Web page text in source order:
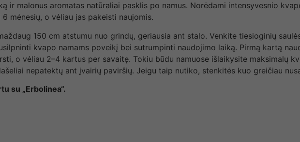
ir malonus aromatas natūraliai pasklis po namus. Norėdami intensyvesnio
mėnesių, o vėliau jas pakeisti naujomis.
150 cm atstumu nuo grindų, geriausia ant stalo. Venkite tiesioginių
kvapo namams poveikį bei sutrumpinti naudojimo laiką. Pirmą kartą
o vėliau 2–4 kartus per savaitę. Tokiu būdu namuose išlaikysite maksimalų
nepatektų ant įvairių paviršių. Jeigu taip nutiko, stenkitės kuo greičiau
su „Erbolinea“.